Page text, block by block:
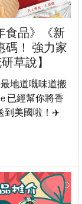
食品》《新
碼！ 強力家
草說】
地道嘅味道搬
已經幫你將香
到美國啦！✈️